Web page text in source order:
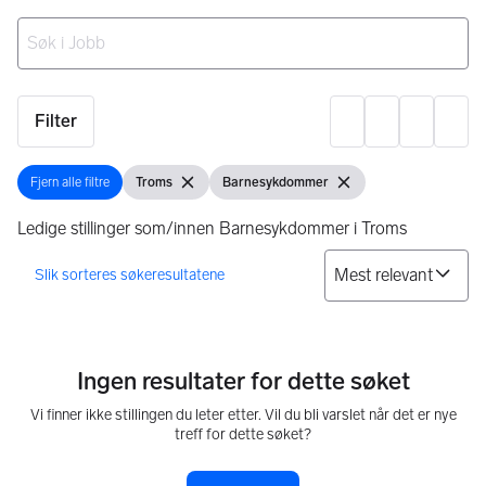
Filter
Fjern alle filtre
Fjern alle filtre Vis filter
Troms Fjern filterVis filter
Barnesykdommer Fjern filter
Ledige stillinger som/innen Barnesykdommer i Troms
Ingen resultater for dette søket
Vi finner ikke stillingen du leter etter. Vil du bli varslet når det er nye
treff for dette søket?